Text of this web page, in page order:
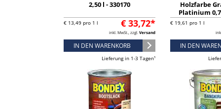
2,50 l - 330170
€ 33,72*
€ 13,49 pro 1 l
inkl. MwSt., zzgl. Versand
IN DEN WARENKORB
Lieferung in 1-3 Tagen¹
Holzfarbe
Platinium
€ 19,61 pro 1 l
IN DEN